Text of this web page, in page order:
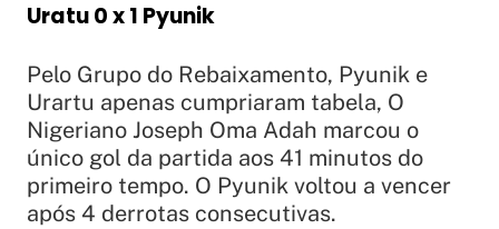
Uratu 0 x 1 Pyunik
Pelo Grupo do Rebaixamento, Pyunik e
Urartu apenas cumpriaram tabela, O
Nigeriano Joseph Oma Adah marcou o
único gol da partida aos 41 minutos do
primeiro tempo. O Pyunik voltou a vencer
após 4 derrotas consecutivas.